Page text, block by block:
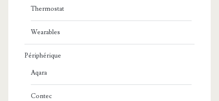
Thermostat
Wearables
Périphérique
Aqara
Contec